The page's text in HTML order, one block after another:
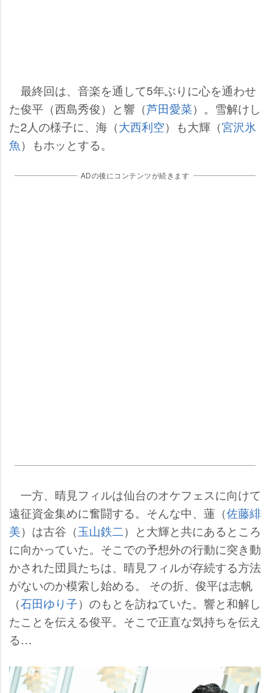
最終回は、音楽を通して5年ぶりに心を通わせ
た俊平（西島秀俊）と響（芦田愛菜）。雪解けし
た2人の様子に、海（大西利空）も大輝（宮沢氷
魚）もホッとする。
ADの後にコンテンツが続きます
一方、晴見フィルは仙台のオケフェスに向けて
遠征資金集めに奮闘する。そんな中、蓮（佐藤緋
美）は古谷（玉山鉄二）と大輝と共にあるところ
に向かっていた。そこでの予想外の行動に突き動
かされた団員たちは、晴見フィルが存続する方法
がないのか模索し始める。 その折、俊平は志帆
（石田ゆり子）のもとを訪ねていた。響と和解し
たことを伝える俊平。そこで正直な気持ちを伝え
る…